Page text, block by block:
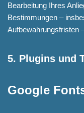
Bearbeitung Ihres
Bestimmungen –
Aufbewahrungsfristen
5. Plugins und
Google